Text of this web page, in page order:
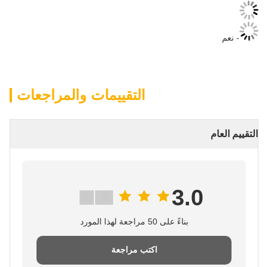
- نعم
التقييمات والمراجعات
التقييم العام
3.0
بناءً على 50 مراجعة لهذا المورد
اكتب مراجعة